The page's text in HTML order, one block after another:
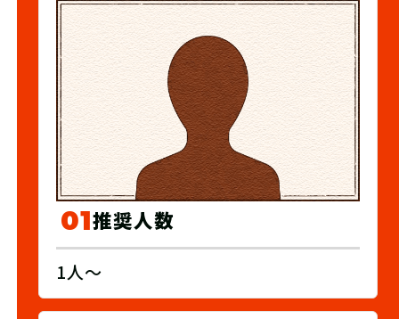
01推奨人数
1人～